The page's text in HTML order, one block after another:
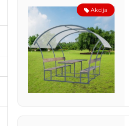
Akcija